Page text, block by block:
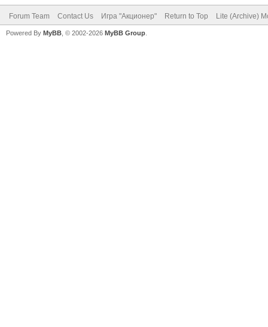
Forum Team Contact Us Игра "Акционер" Return to Top Lite (Archive)
Powered By MyBB , © 2002-2026 MyBB Group